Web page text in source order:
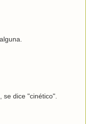
se dice "cinético".